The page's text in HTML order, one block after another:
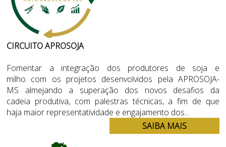
CIRCUITO APROSOJA
Fomentar a integração dos produtores de soja e
milho com os projetos desenvolvidos pela APROSOJA-
MS almejando a superação dos novos desafios da
cadeia produtiva, com palestras técnicas, a fim de que
haja maior representatividade e engajamento dos...
SAIBA MAIS